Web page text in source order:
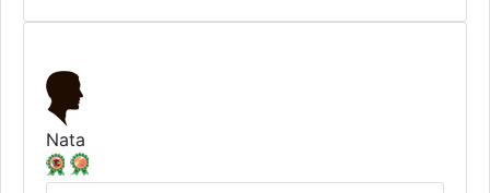
Nata